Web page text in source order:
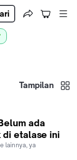
Tampilan
ada
di etalase ini
lainnya, ya